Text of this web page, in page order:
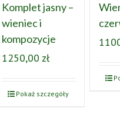
Komplet jasny –
wieniec i
kompozycje
1250,00 zł
Pokaż szczegóły